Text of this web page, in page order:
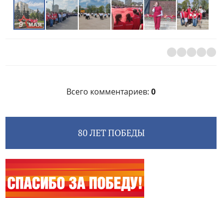
Всего комментариев: 0
80 ЛЕТ ПОБЕДЫ